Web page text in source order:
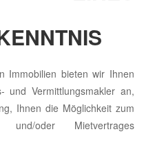
Immobilien bieten wir Ihnen
und Vermittlungsmakler an,
Ihnen die Möglichkeit zum
oder Mietvertrages